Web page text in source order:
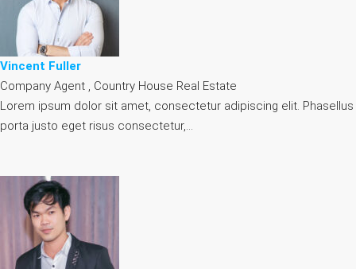
Vincent Fuller
Company Agent , Country House Real Estate
Lorem ipsum dolor sit amet, consectetur adipiscing elit. Phasellus
porta justo eget risus consectetur,…